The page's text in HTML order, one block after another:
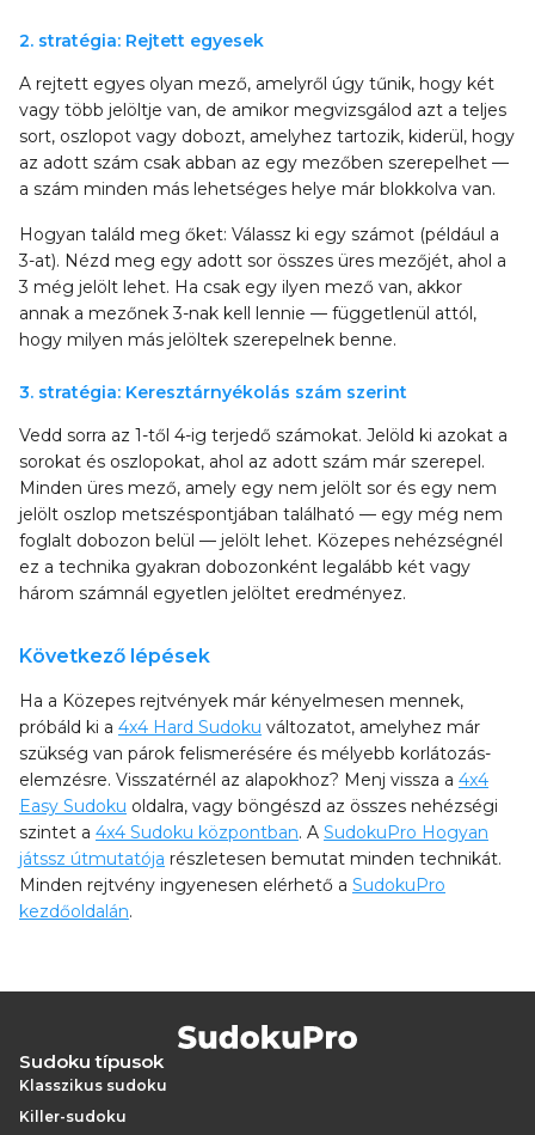
2. stratégia: Rejtett egyesek
A rejtett egyes olyan mező, amelyről úgy tűnik, hogy két
vagy több jelöltje van, de amikor megvizsgálod azt a teljes
sort, oszlopot vagy dobozt, amelyhez tartozik, kiderül, hogy
az adott szám csak abban az egy mezőben szerepelhet —
a szám minden más lehetséges helye már blokkolva van.
Hogyan találd meg őket: Válassz ki egy számot (például a
3-at). Nézd meg egy adott sor összes üres mezőjét, ahol a
3 még jelölt lehet. Ha csak egy ilyen mező van, akkor
annak a mezőnek 3-nak kell lennie — függetlenül attól,
hogy milyen más jelöltek szerepelnek benne.
3. stratégia: Keresztárnyékolás szám szerint
Vedd sorra az 1-től 4-ig terjedő számokat. Jelöld ki azokat a
sorokat és oszlopokat, ahol az adott szám már szerepel.
Minden üres mező, amely egy nem jelölt sor és egy nem
jelölt oszlop metszéspontjában található — egy még nem
foglalt dobozon belül — jelölt lehet. Közepes nehézségnél
ez a technika gyakran dobozonként legalább két vagy
három számnál egyetlen jelöltet eredményez.
Következő lépések
Ha a Közepes rejtvények már kényelmesen mennek,
próbáld ki a 4x4 Hard Sudoku változatot, amelyhez már
szükség van párok felismerésére és mélyebb korlátozás-
elemzésre. Visszatérnél az alapokhoz? Menj vissza a 4x4
Easy Sudoku oldalra, vagy böngészd az összes nehézségi
szintet a 4x4 Sudoku központban. A SudokuPro Hogyan
játssz útmutatója részletesen bemutat minden technikát.
Minden rejtvény ingyenesen elérhető a SudokuPro
kezdőoldalán.
Sudoku típusok
Klasszikus sudoku
Killer-sudoku